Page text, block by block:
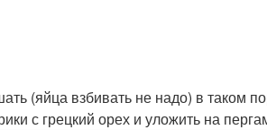
(яйца взбивать не надо) в таком
с грецкий орех и уложить на